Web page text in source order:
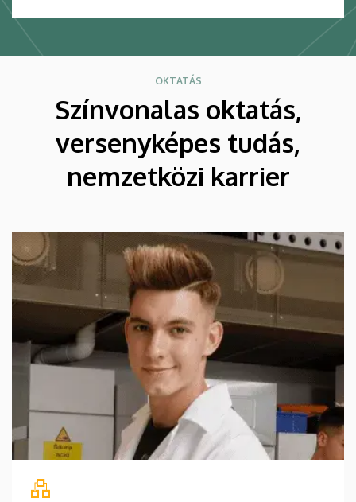
OKTATÁS
Színvonalas oktatás,
versenyképes tudás,
nemzetközi karrier